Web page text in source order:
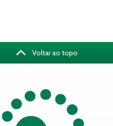
Voltar ao topo